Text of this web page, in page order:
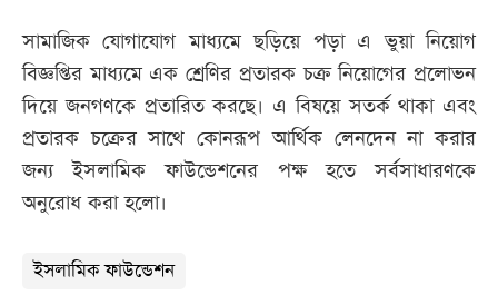
সামাজিক যোগাযোগ মাধ্যমে ছড়িয়ে পড়া এ ভুয়া নিয়োগ
বিজ্ঞপ্তির মাধ্যমে এক শ্রেণির প্রতারক চক্র নিয়োগের প্রলোভন
দিয়ে জনগণকে প্রতারিত করছে। এ বিষয়ে সতর্ক থাকা এবং
প্রতারক চক্রের সাথে কোনরূপ আর্থিক লেনদেন না করার
জন্য ইসলামিক ফাউন্ডেশনের পক্ষ হতে সর্বসাধারণকে
অনুরোধ করা হলো।
ইসলামিক ফাউন্ডেশন